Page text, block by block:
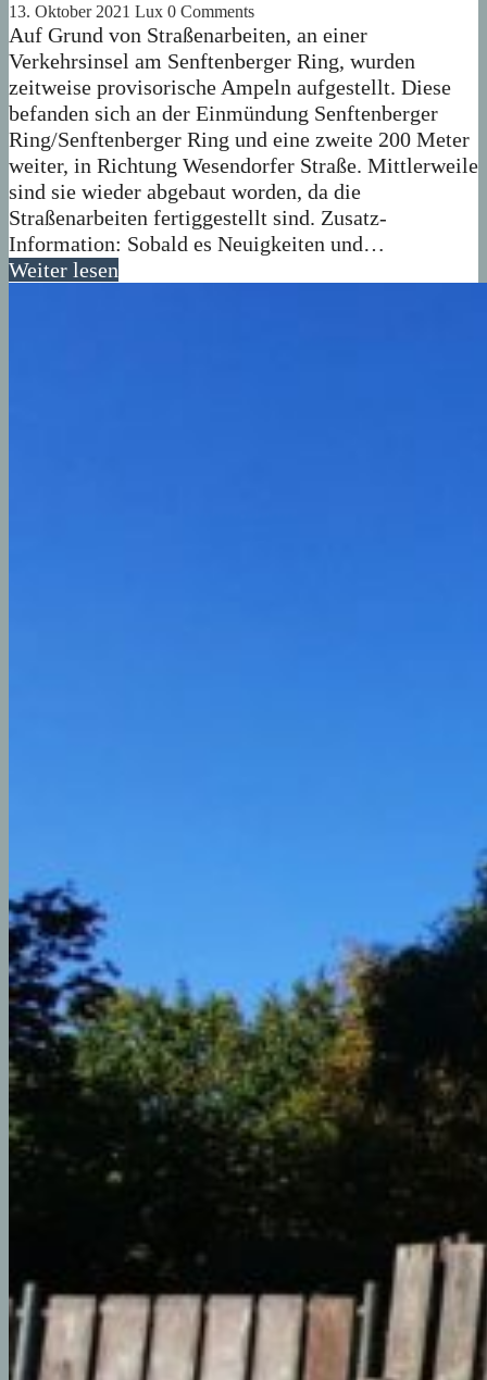
13. Oktober 2021 Lux 0 Comments
Auf Grund von Straßenarbeiten, an einer
Verkehrsinsel am Senftenberger Ring, wurden
zeitweise provisorische Ampeln aufgestellt. Diese
befanden sich an der Einmündung Senftenberger
Ring/Senftenberger Ring und eine zweite 200 Meter
weiter, in Richtung Wesendorfer Straße. Mittlerweile
sind sie wieder abgebaut worden, da die
Straßenarbeiten fertiggestellt sind. Zusatz-
Information: Sobald es Neuigkeiten und…
Weiter lesen